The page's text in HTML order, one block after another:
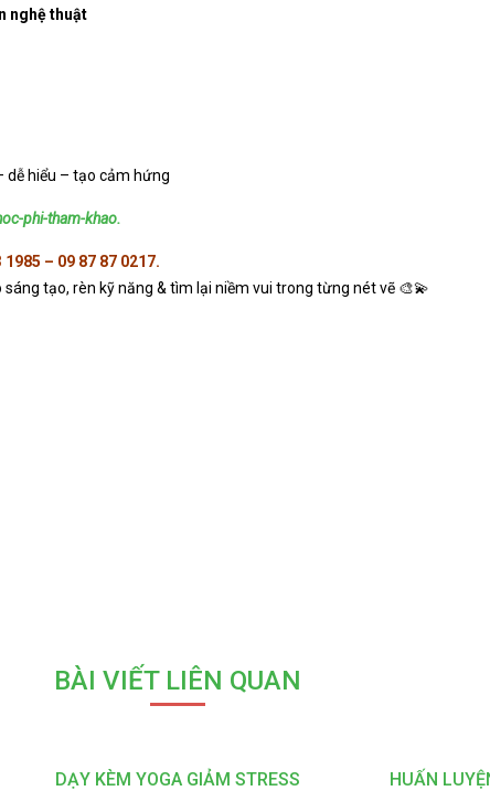
nghệ thuật
dễ hiểu – tạo cảm hứng
phi-tham-khao.
1985 – 09 87 87 0217.
sáng tạo, rèn kỹ năng & tìm lại niềm vui trong từng nét vẽ 🎨💫
BÀI VIẾT LIÊN QUAN
DẠY KÈM YOGA GIẢM STRESS
HUẤN